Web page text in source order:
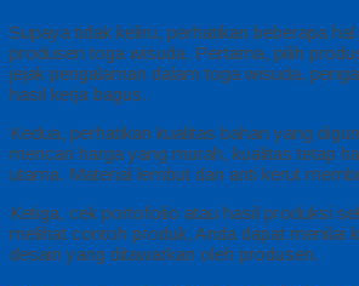
Supaya tidak keliru, perhatikan beberapa
produsen toga wisuda. Pertama, pilih
jejak pengalaman dalam toga wisuda,
hasil kerja bagus.
Kedua, perhatikan kualitas bahan yang
mencari harga yang murah, kualitas tetap
utama. Material lembut dan anti kerut
Ketiga, cek portofolio atau hasil produksi
melihat contoh produk, Anda dapat menilai
desain yang ditawarkan oleh produsen.